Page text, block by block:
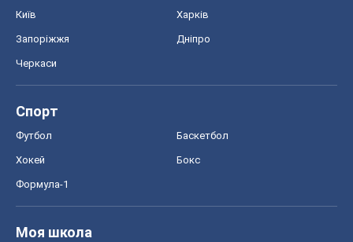
Київ Харків
Запоріжжя Дніпро
Черкаси
Спорт
Футбол Баскетбол
Хокей Бокс
Формула-1
Моя школа